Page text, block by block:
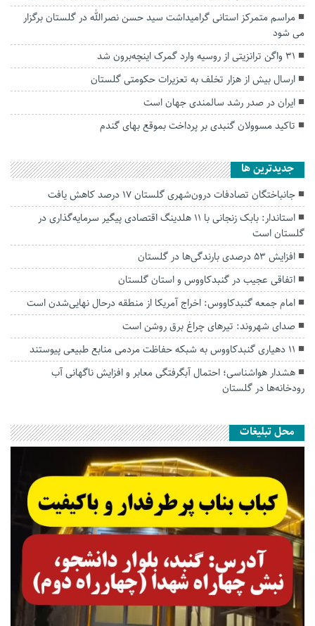
مراسم متمرکز استانی گرامیداشت سید حسن نصرالله در گلستان برگزار
می شود
۳۱ واگن ترانزیتی از روسیه وارد گمرک اینچه‌برون شد
ارسال بیش از هزار تخلف به تعزیرات حکومتی گلستان
ایران در صدر رشد سالمندی جهان است
تاکید مسوولان گنبدی بر پرداخت بموقع بهای گندم
جديدترين ها
جانباختگان تصادفات درون‌شهری گلستان ۱۷ درصد کاهش یافت
استاندار: بابک زنجانی با ۱۱ هلدینگ اقتصادی پیگیر سرمایه‌گذاری در
گلستان است
افزایش ۵۳ درصدی بارندگی‌ها در گلستان
اتفاقی عجیب در‌ گنبدکاووس و استان گلستان
امام جمعه گنبدکاووس: اخراج آمریکا از منطقه درحال نهایی‌شدن است
صدای شهروند: تیرهای چراغ برق روشن است
۱۱ دهیاری گنبدکاووس به شبکه حفاظت مردمی منابع طبیعی پیوستند
هشدار هواشناسی؛ احتمال آبگرفتگی معابر و افزایش ناگهانی آب
رودخانه‌ها در گلستان
محل تبلیغات